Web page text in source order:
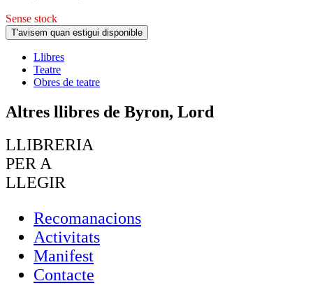
Sense stock
T'avisem quan estigui disponible
Llibres
Teatre
Obres de teatre
Altres llibres de Byron, Lord
LLIBRERIA
PER A
LLEGIR
Recomanacions
Activitats
Manifest
Contacte